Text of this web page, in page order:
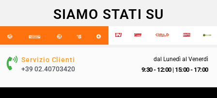
SIAMO STATI SU
Servizio Clienti
+39 02.40703420
dal Lunedì al Venerdì
9:30 - 12:00| 15:00 - 17:00